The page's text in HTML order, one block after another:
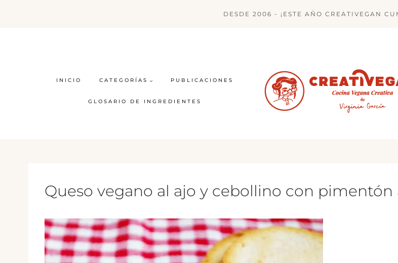
DESDE 2006 - ¡ESTE AÑO CREATIVEGAN
INICIO CATEGORÍAS PUBLICACIONES
GLOSARIO DE INGREDIENTES
Queso vegano al ajo y cebollino con